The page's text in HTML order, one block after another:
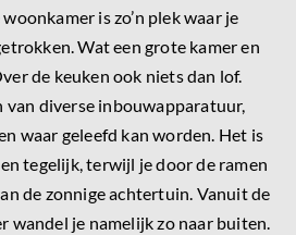
is zo’n plek waar je
Wat een grote kamer en
de keuken ook niets dan lof.
van diverse inbouwapparatuur,
waar geleefd kan worden. Het is
tegelijk, terwijl je door de ramen
de zonnige achtertuin. Vanuit de
wandel je namelijk zo naar buiten.